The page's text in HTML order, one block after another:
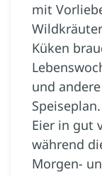
mit
Küken
und
Eier in gut
während
Morgen-